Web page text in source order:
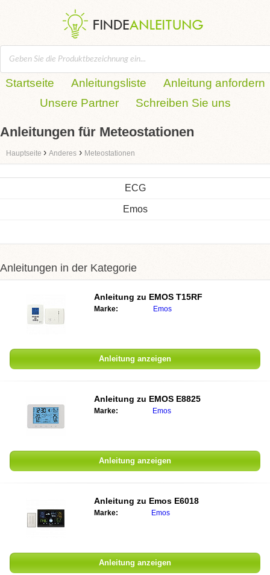
Startseite Anleitungsliste
Anleitung anfordern
Unsere Partner
Schreiben Sie uns
Anleitungen für Meteostationen
Hauptseite › Anderes › Meteostationen
ECG
Emos
Anleitungen in der Kategorie
Anleitung zu EMOS T15RF
Marke: Emos
Anleitung anzeigen
Anleitung zu EMOS E8825
Marke: Emos
Anleitung anzeigen
Anleitung zu Emos E6018
Marke: Emos
Anleitung anzeigen